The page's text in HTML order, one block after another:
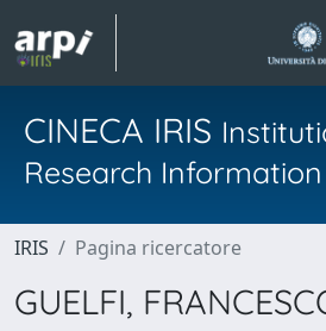
CINECA IRIS
Research
IRIS Pagina ricercatore
GUELFI,